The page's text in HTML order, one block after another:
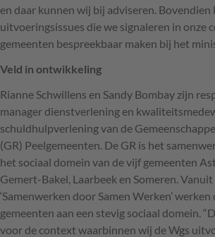
en daar kunnen wij bij adviseren. Bovendien
uitvoeringsissues die we signaleren in onze
gemeenten bespreekbaar maken bij het
Veld in ontwikkeling
Rianne Schwillens en Sandy Bombay zijn
manager dienstverlening en
schuldhulpverlening van de
(GR) Peelgemeenten. De GR is het
het sociaal domein van de vijf gemeenten
Gemert-Bakel, Laarbeek en Someren. Vanuit
‘Samenwerken door Samen Werken’ werken
gemeenten aan een stevig sociaal domein.
voor de context waarbinnen wij de Wgs